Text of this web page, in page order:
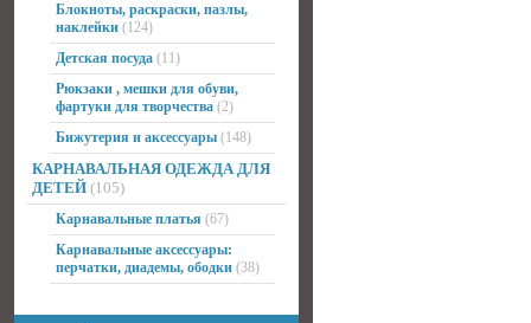
Блокноты, раскраски, пазлы,
наклейки (124)
Детская посуда (11)
Рюкзаки , мешки для обуви,
фартуки для творчества (2)
Бижутерия и аксессуары (148)
КАРНАВАЛЬНАЯ ОДЕЖДА ДЛЯ
ДЕТЕЙ (105)
Карнавальные платья (67)
Карнавальные аксессуары:
перчатки, диадемы, ободки (38)